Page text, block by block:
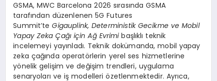
GSMA, MWC Barcelona 2026 sırasında GSMA
tarafından düzenlenen 5G Futures
Summit’teGigauplink, Deterministik Gecikme ve Mobil
Yapay Zeka Çağı için Ağ Evrimibaşlıklı teknik
incelemeyi yayınladı. Teknik dokümanda, mobil yapay
zeka çağında operatörlerin yerel ses hizmetlerine
yönelik gelişim ve değişim trendleri, uygulama
senaryoları ve iş modelleri özetlenmektedir. Ayrıca,